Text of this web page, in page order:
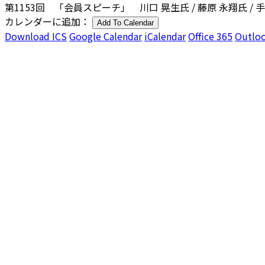
第1153回 「会員スピーチ」 川口 晃生氏 / 藤原 永翔氏 /
カレンダーに追加：
Add To Calendar
Download ICSGoogle Calendar iCalendarOffice 365